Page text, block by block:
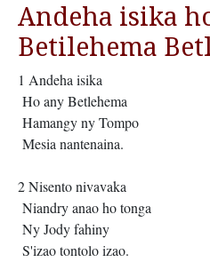
Andeha isika
Betilehema
1 Andeha isika
Ho any Betlehema
Hamangy ny Tompo
Mesia nantenaina.
2 Nisento nivavaka
Niandry anao ho tonga
Ny Jody fahiny
S'izao tontolo izao.